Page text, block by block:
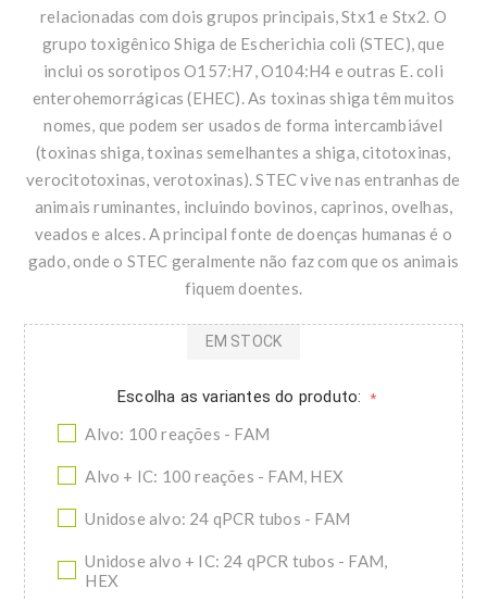
relacionadas com dois grupos principais, Stx1 e Stx2. O
grupo toxigênico Shiga de Escherichia coli (STEC), que
inclui os sorotipos O157:H7, O104:H4 e outras E. coli
enterohemorrágicas (EHEC). As toxinas shiga têm muitos
nomes, que podem ser usados de forma intercambiável
(toxinas shiga, toxinas semelhantes a shiga, citotoxinas,
verocitotoxinas, verotoxinas). STEC vive nas entranhas de
animais ruminantes, incluindo bovinos, caprinos, ovelhas,
veados e alces. A principal fonte de doenças humanas é o
gado, onde o STEC geralmente não faz com que os animais
fiquem doentes.
Escolha as variantes do produto: *
Alvo: 100 reações - FAM
Alvo + IC: 100 reações - FAM, HEX
Unidose alvo: 24 qPCR tubos - FAM
Unidose alvo + IC: 24 qPCR tubos - FAM,
HEX
EM STOCK